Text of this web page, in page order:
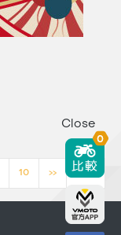
10 >> [23]
Close
0